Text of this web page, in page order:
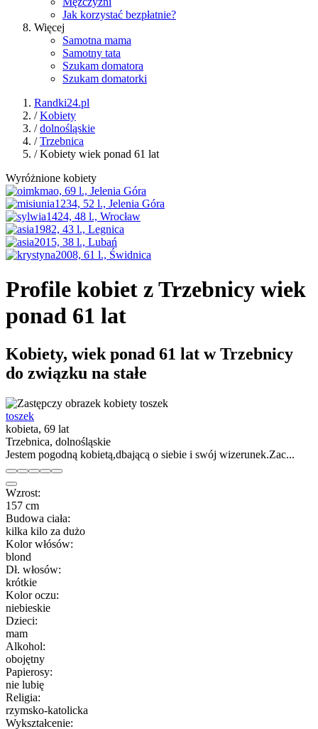
Jak korzystać bezpłatnie?
Więcej
Samotna mama
Samotny tata
Szukam domatora
Szukam domatorki
Randki24.pl
/Kobiety
/dolnośląskie
/Trzebnica
/ Kobiety wiek ponad 61 lat
Wyróżnione kobiety
Profile kobiet z Trzebnicy wiek
ponad 61 lat
Kobiety, wiek ponad 61 lat w Trzebnicy
do związku na stałe
toszek
kobieta, 69 lat
Trzebnica, dolnośląskie
Jestem pogodną kobietą,dbającą o siebie i swój wizerunek.Zac...
Wzrost:
157 cm
Budowa ciała:
kilka kilo za dużo
Kolor włósów:
blond
Dł. włosów:
krótkie
Kolor oczu:
niebieskie
Dzieci:
mam
Alkohol:
obojętny
Papierosy:
nie lubię
Religia:
rzymsko-katolicka
Wykształcenie: